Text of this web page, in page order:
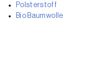
Polsterstoff
Bio Baumwolle